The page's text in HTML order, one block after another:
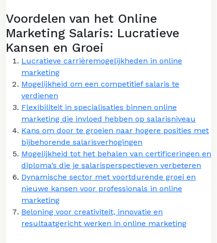
Voordelen van het Online
Marketing Salaris: Lucratieve
Kansen en Groei
Lucratieve carrièremogelijkheden in online
marketing
Mogelijkheid om een competitief salaris te
verdienen
Flexibiliteit in specialisaties binnen online
marketing die invloed hebben op salarisniveau
Kans om door te groeien naar hogere posities met
bijbehorende salarisverhogingen
Mogelijkheid tot het behalen van certificeringen en
diploma’s die je salarisperspectieven verbeteren
Dynamische sector met voortdurende groei en
nieuwe kansen voor professionals in online
marketing
Beloning voor creativiteit, innovatie en
resultaatgericht werken in online marketing